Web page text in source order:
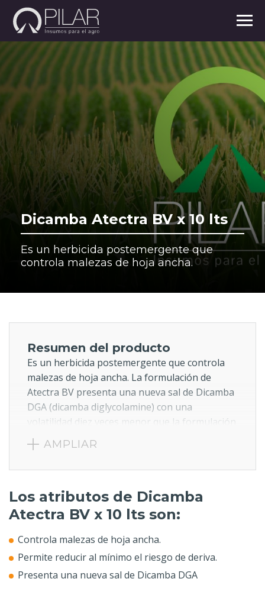
Dicamba Atectra BV x 10 lts
Es un herbicida postemergente que
controla malezas de hoja ancha.
Resumen del producto
Es un herbicida postemergente que controla
malezas de hoja ancha. La formulación de
Atectra BV presenta una nueva sal de Dicamba
DGA (dicamba diglycolamine) con una
volatilidad diez veces menor que la formulación
tradicional de la sal DMA conocida en el
mercado. Posee acción sistémica,
Puede ser usado solo o mezcla con otros
herbicidas sobre diferentes cultivos y en
las recomendaciones de uso.
AMPLIAR
Los atributos de Dicamba
Atectra BV x 10 lts son:
Controla malezas de hoja ancha.
Permite reducir al mínimo el riesgo de deriva.
Presenta una nueva sal de Dicamba DGA